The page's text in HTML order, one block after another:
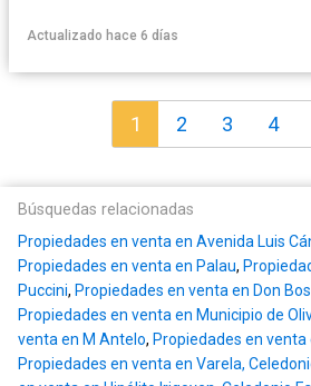
Actualizado hace 6 días
1 2 3 4
Búsquedas relacionadas
Propiedades en venta en Avenida Luis
Propiedades en venta en Palau,
Puccini, Propiedades en venta en Don
Propiedades en venta en Municipio de
venta en M Antelo, Propiedades en
Propiedades en venta en Varela,